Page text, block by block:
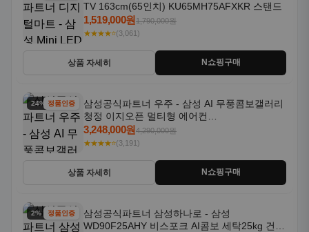
TV 163cm(65인치) KU65MH75AFXKR 스탠드
1,519,000원1,790,000원
★★★★⭐(3,061)
상품 자세히 N쇼핑구매
24% 할인정품인증
삼성공식파트너 우주 - 삼성 AI 무풍콤보갤러리
청정 이지오픈 멀티형 에어컨
AF80F17D22WRS 기본설치포함
3,248,000원4,290,000원
★★★★⭐(3,191)
상품 자세히 N쇼핑구매
2% 할인정품인증
삼성공식파트너 삼성하나로 - 삼성
WD90F25AHY 비스포크 AI콤보 세탁25kg 건조